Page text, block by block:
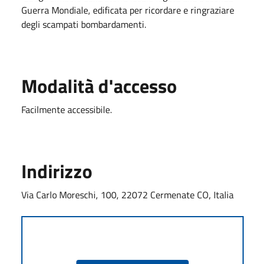
Guerra Mondiale, edificata per ricordare e ringraziare
degli scampati bombardamenti.
Modalità d'accesso
Facilmente accessibile.
Indirizzo
Via Carlo Moreschi, 100, 22072 Cermenate CO, Italia